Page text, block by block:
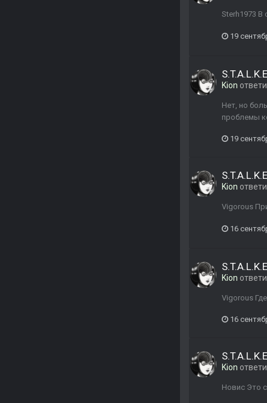
Sterh1973 В
19
Kion
Нет, но
проблемы
19
Kion
Vigorous
16
Kion
Vigorous
16
Kion
Новис Это